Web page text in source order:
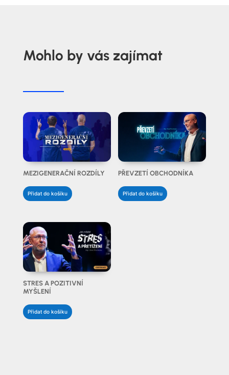
Mohlo by vás zajímat
MEZIGENERAČNÍ ROZDÍLY
Přidat do košíku
PŘEVZETÍ OBCHODNÍKA
Přidat do košíku
STRES A POZITIVNÍ
MYŠLENÍ
Přidat do košíku